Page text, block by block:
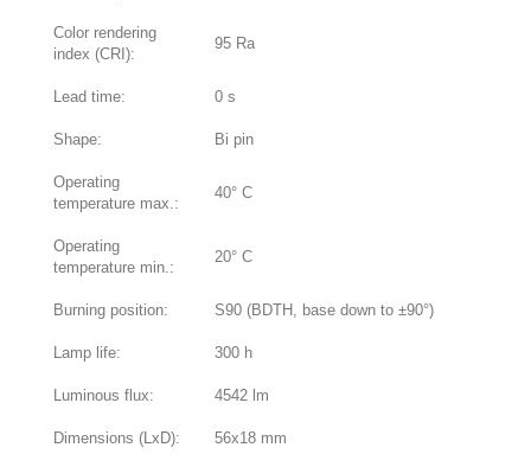
Color rendering
index (CRI):
95 Ra
Lead time: 0 s
Shape: Bi pin
Operating
temperature max.:
40° C
Operating
temperature min.:
20° C
Burning position: S90 (BDTH, base down to ±90°)
Lamp life: 300 h
Luminous flux: 4542 lm
Dimensions (LxD): 56x18 mm